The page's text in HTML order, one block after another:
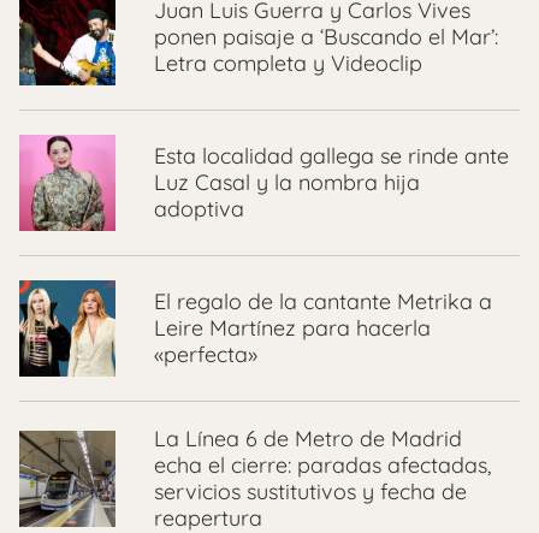
Juan Luis Guerra y Carlos Vives
ponen paisaje a ‘Buscando el Mar’:
Letra completa y Videoclip
Esta localidad gallega se rinde ante
Luz Casal y la nombra hija
adoptiva
El regalo de la cantante Metrika a
Leire Martínez para hacerla
«perfecta»
La Línea 6 de Metro de Madrid
echa el cierre: paradas afectadas,
servicios sustitutivos y fecha de
reapertura